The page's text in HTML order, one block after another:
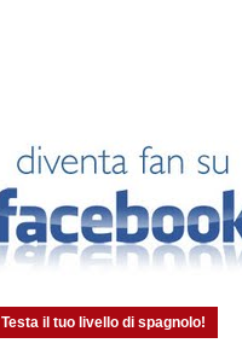
Testa il tuo livello di spagnolo!